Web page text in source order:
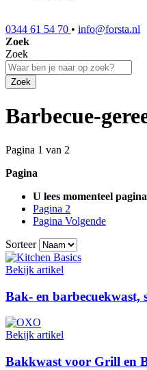
0344 61 54 70 • info@forsta.nl
Zoek
Zoek
Zoek
Barbecue-
Pagina 1 van 2
Pagina
U lees momenteel pagina
Pagina 2
Pagina Volgende
Sorteer
Bekijk artikel
Bak- en barbecuekwast,
Bekijk artikel
Bakkwast voor Grill en